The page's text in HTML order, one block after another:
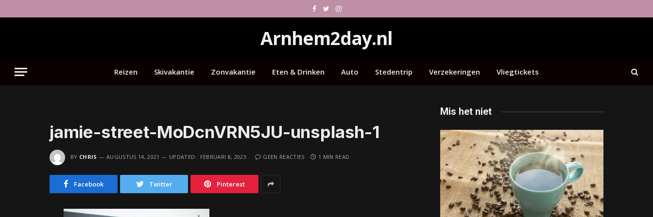
Facebook
TwitterInstagram
Arnhem2day.nl
Reizen Skivakantie Zonvakantie Eten & Drinken Auto Stedentrip Verzekeringen Vliegtickets
jamie-street-MoDcnVRN5JU-unsplash-1
BY CHRIS AUGUSTUS 14, 2021 UPDATED: FEBRUARI 8, 2023 GEEN REACTIES 1 MIN READ
Facebook Twitter Pinterest
Mis het niet